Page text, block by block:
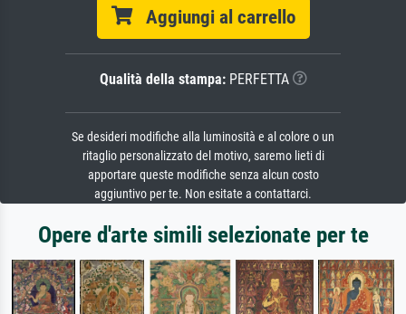
Aggiungi al carrello
Qualità della stampa:PERFETTA
Se desideri modifiche alla luminosità e al colore o un
ritaglio personalizzato del motivo, saremo lieti di
apportare queste modifiche senza alcun costo
aggiuntivo per te. Non esitate a contattarci.
Opere d'arte simili selezionate per te